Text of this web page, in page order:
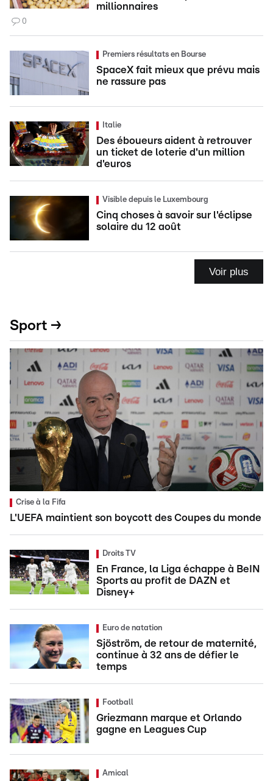
millionnaires
0
Premiers résultats en Bourse
SpaceX fait mieux que prévu mais
ne rassure pas
Italie
Des éboueurs aident à retrouver
un ticket de loterie d'un million
d'euros
Visible depuis le Luxembourg
Cinq choses à savoir sur l'éclipse
solaire du 12 août
Voir plus
Sport →
Crise à la Fifa
L'UEFA maintient son boycott des Coupes du monde
Droits TV
En France, la Liga échappe à BeIN
Sports au profit de DAZN et
Disney+
Euro de natation
Sjöström, de retour de maternité,
continue à 32 ans de défier le
temps
Football
Griezmann marque et Orlando
gagne en Leagues Cup
Amical